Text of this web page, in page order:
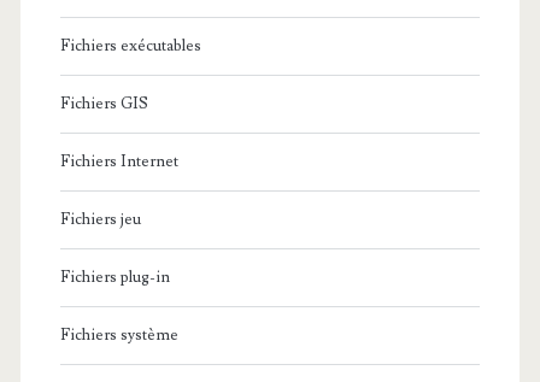
Fichiers exécutables
Fichiers GIS
Fichiers Internet
Fichiers jeu
Fichiers plug-in
Fichiers système